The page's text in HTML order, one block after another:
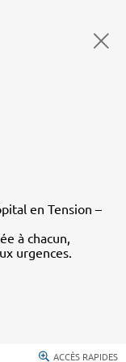
en Tension –
à chacun,
urgences.
ACCÈS RAPIDES